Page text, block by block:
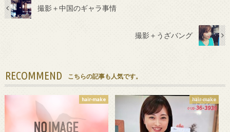
撮影＋中国のギャラ事情
撮影＋うざバング
RECOMMEND こちらの記事も人気です。
hair-make hair-make